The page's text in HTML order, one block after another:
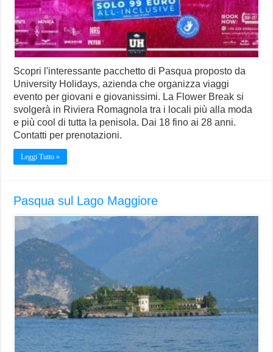
Scopri l'interessante pacchetto di Pasqua proposto da
University Holidays, azienda che organizza viaggi
evento per giovani e giovanissimi. La Flower Break si
svolgerà in Riviera Romagnola tra i locali più alla moda
e più cool di tutta la penisola. Dai 18 fino ai 28 anni.
Contatti per prenotazioni.
Leggi Tutto »
Pasqua sul Lago Maggiore